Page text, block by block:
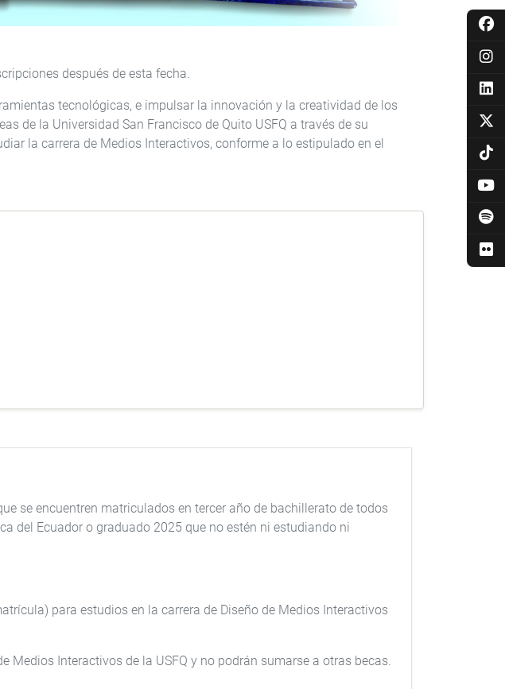
después de esta fecha.
tecnológicas, e impulsar la innovación y la creatividad de los
de la Universidad San Francisco de Quito USFQ a través de su
la carrera de Medios Interactivos, conforme a lo estipulado en el
se encuentren matriculados en tercer año de bachillerato de todos
del Ecuador o graduado 2025 que no estén ni estudiando ni
para estudios en la carrera de Diseño de Medios Interactivos
Medios Interactivos de la USFQ y no podrán sumarse a otras becas.